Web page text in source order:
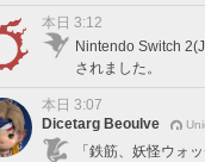
本日 3:12
Nintendo Switch
されました。
本日 3:07
Dicetarg Beoulve
「鉄筋、妖怪ウォ